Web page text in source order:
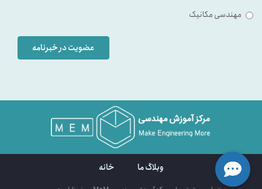
مهندسی مکانیک
عضویت در خبرنامه
وبلاگ ما خانه